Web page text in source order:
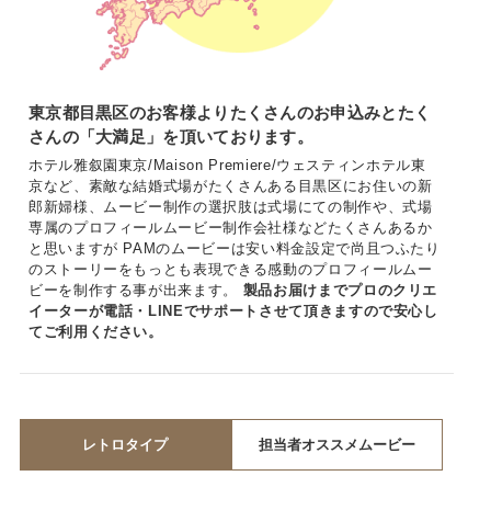
東京都目黒区のお客様よりたくさんのお申込みとたく
さんの「大満足」を頂いております。
ホテル雅叙園東京/Maison Premiere/ウェスティンホテル東
京など、素敵な結婚式場がたくさんある目黒区にお住いの新
郎新婦様、ムービー制作の選択肢は式場にての制作や、式場
専属のプロフィールムービー制作会社様などたくさんあるか
と思いますが PAMのムービーは安い料金設定で尚且つふたり
のストーリーをもっとも表現できる感動のプロフィールムー
ビーを制作する事が出来ます。 製品お届けまでプロのクリエ
イーターが電話・LINEでサポートさせて頂きますので安心し
てご利用ください。
レトロタイプ 担当者オススメムービー